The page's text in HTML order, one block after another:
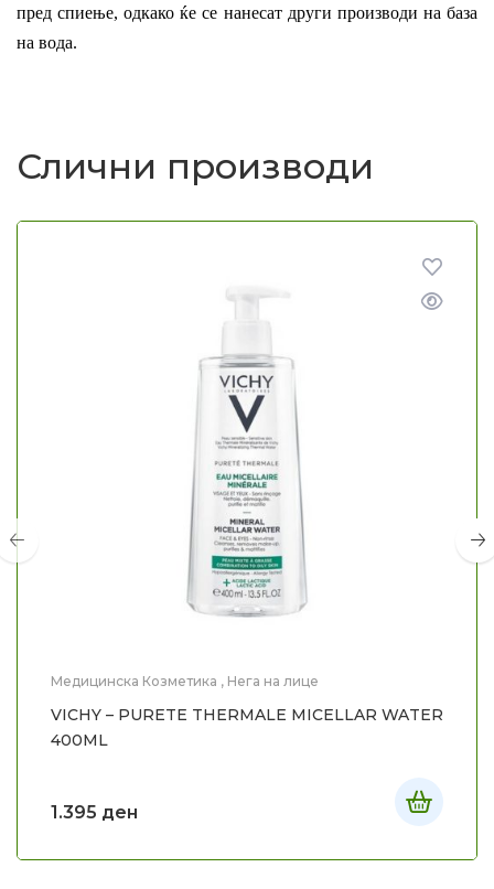
пред спиење, одкако ќе се нанесат други производи на база
на вода.
Слични производи
Медицинска Козметика , Нега на лице
VICHY – PURETE THERMALE MICELLAR WATER
400ML
1.395 ден